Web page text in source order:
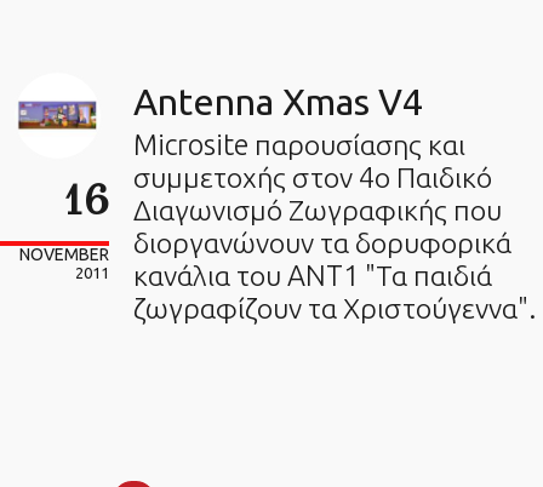
16
NOVEMBER
2011
Antenna Xmas V4
Microsite παρουσίασης και
συμμετοχής στον 4ο Παιδικό
Διαγωνισμό Ζωγραφικής που
διοργανώνουν τα δορυφορικά
κανάλια του ANT1 "Τα παιδιά
ζωγραφίζουν τα Χριστούγεννα".